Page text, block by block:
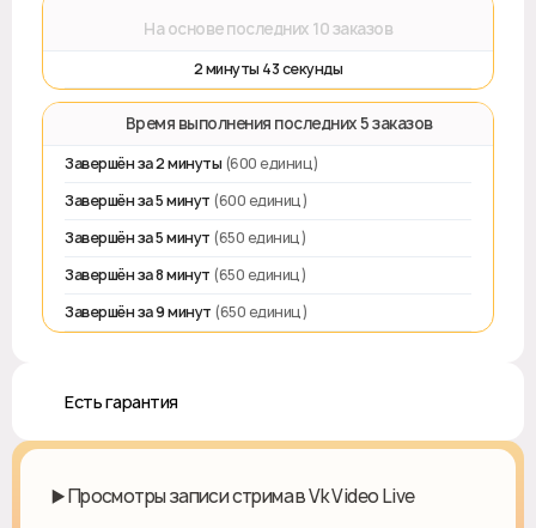
На основе последних 10 заказов
2 минуты 43 секунды
⏱️ Время выполнения последних 5 заказов
Завершён за 2 минуты (600 единиц)
Завершён за 5 минут (600 единиц)
Завершён за 5 минут (650 единиц)
Завершён за 8 минут (650 единиц)
Завершён за 9 минут (650 единиц)
♻️ Есть гарантия
▶️ Просмотры записи стрима в Vk Video Live